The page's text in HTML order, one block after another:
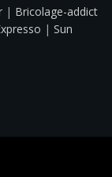
| Bricolage-addict
| Sun